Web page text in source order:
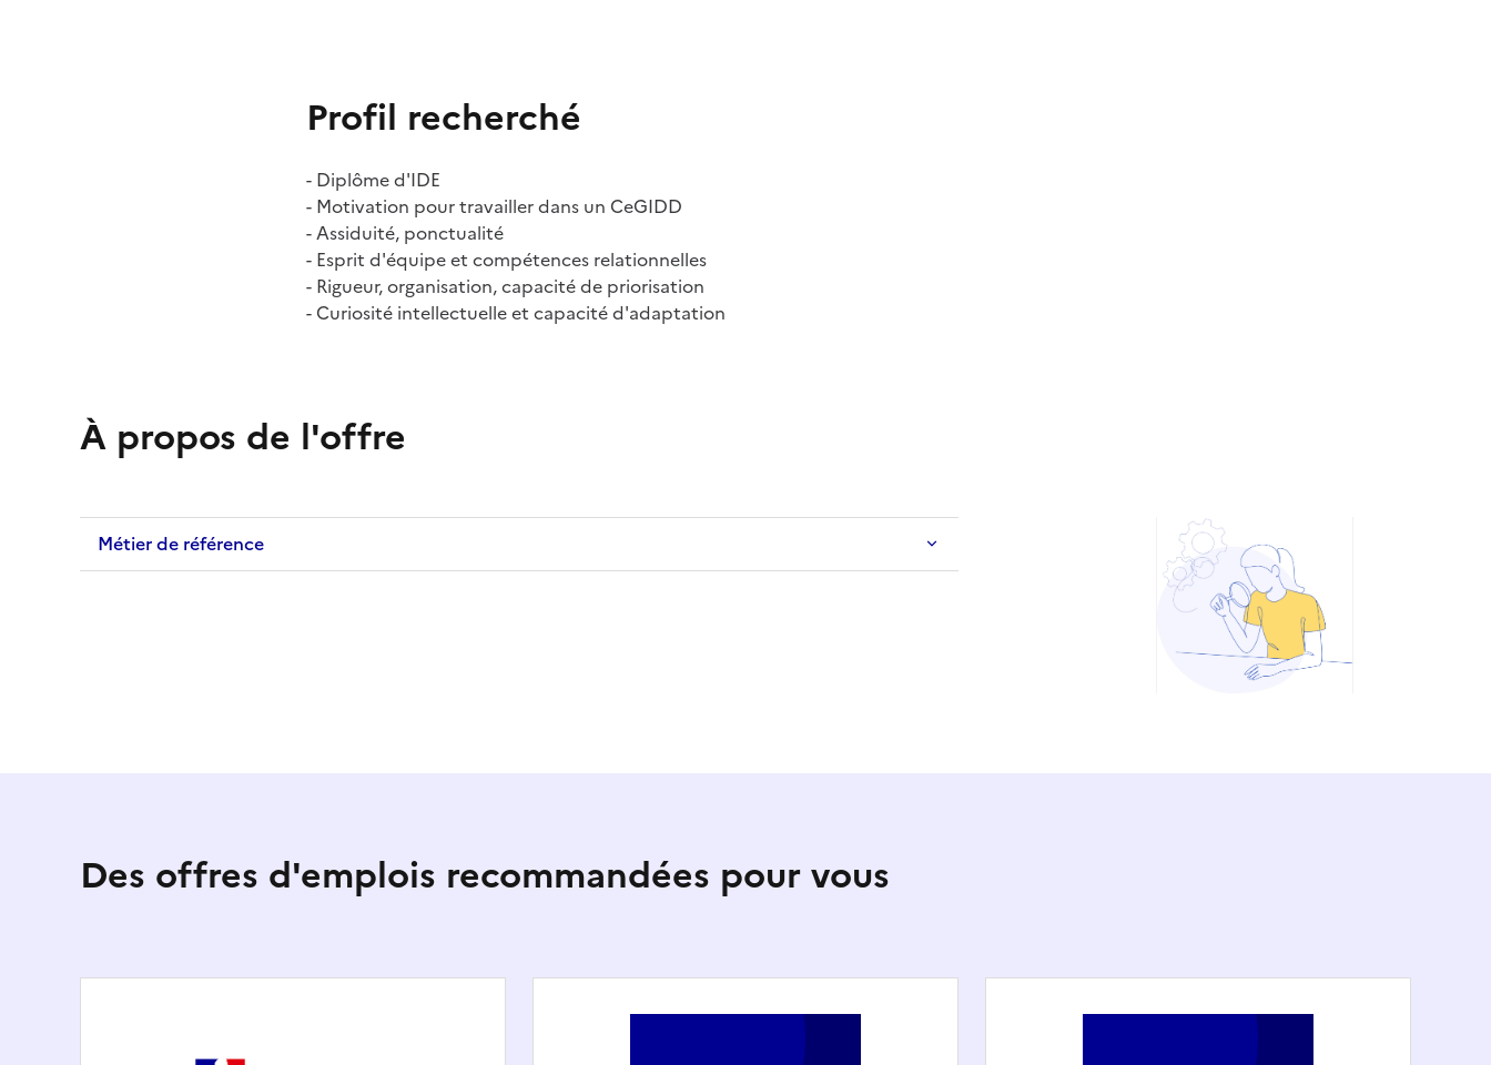
Profil recherché
- Diplôme d'IDE
- Motivation pour travailler dans un CeGIDD
- Assiduité, ponctualité
- Esprit d'équipe et compétences relationnelles
- Rigueur, organisation, capacité de priorisation
- Curiosité intellectuelle et capacité d'adaptation
À propos de l'offre
Métier de référence
Des offres d'emplois recommandées pour vous